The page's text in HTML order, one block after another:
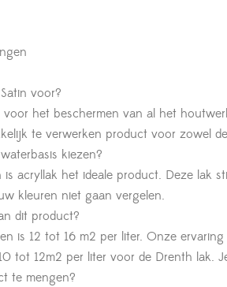
voor?
voor het beschermen van al het
te verwerken product voor zowel
kiezen?
is acryllak het ideale product. Deze lak
kleuren niet gaan vergelen.
dit product?
is 12 tot 16 m2 per liter. Onze
tot 12m2 per liter voor de Drenth lak.
te mengen?